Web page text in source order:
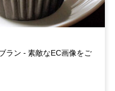
ラン ‐ 素敵なEC画像をご